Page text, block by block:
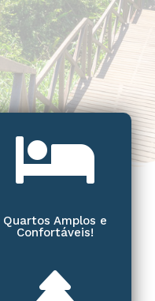
Quartos Amplos e
Confortáveis!